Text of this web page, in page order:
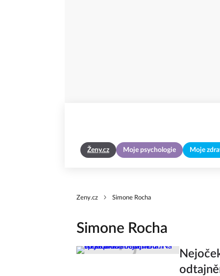
Ženy.cz Moje psychologie Moje
Zeny.cz Simone Rocha
Simone Rocha